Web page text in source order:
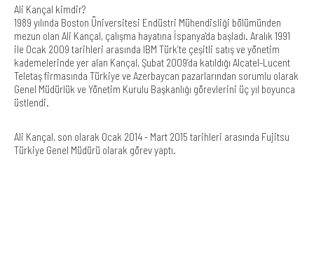
Ali Kançal kimdir?
1989 yılında Boston Üniversitesi Endüstri Mühendisliği bölümünden
mezun olan Ali Kançal, çalışma hayatına İspanya'da başladı. Aralık 1991
ile Ocak 2009 tarihleri arasında IBM Türk’te çeşitli satış ve yönetim
kademelerinde yer alan Kançal, Şubat 2009’da katıldığı Alcatel-Lucent
Teletaş firmasında Türkiye ve Azerbaycan pazarlarından sorumlu olarak
Genel Müdürlük ve Yönetim Kurulu Başkanlığı görevlerini üç yıl boyunca
üstlendi.
Ali Kançal, son olarak Ocak 2014 - Mart 2015 tarihleri arasında Fujitsu
Türkiye Genel Müdürü olarak görev yaptı.